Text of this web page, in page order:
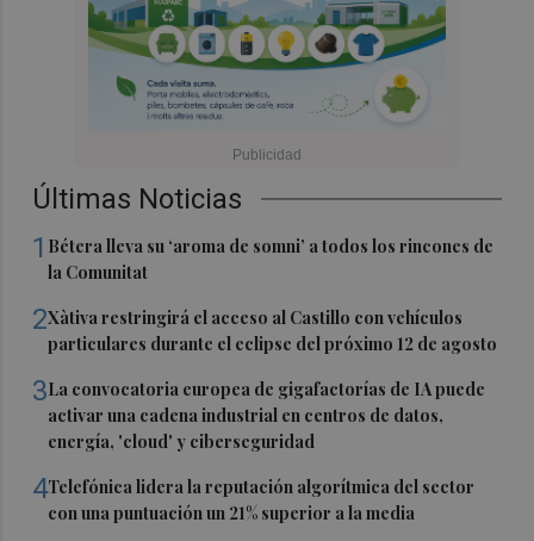
Últimas Noticias
1 Bétera lleva su ‘aroma de somni’ a todos los rincones de
la Comunitat
2Xàtiva restringirá el acceso al Castillo con vehículos
particulares durante el eclipse del próximo 12 de agosto
3La convocatoria europea de gigafactorías de IA puede
activar una cadena industrial en centros de datos,
energía, 'cloud' y ciberseguridad
4Telefónica lidera la reputación algorítmica del sector
con una puntuación un 21% superior a la media